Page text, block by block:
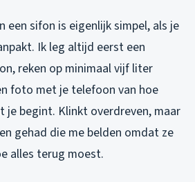
een sifon is eigenlijk simpel, als je
Ik leg altijd eerst een
reken op minimaal vijf liter
foto met je telefoon van hoe
je begint. Klinkt overdreven, maar
gehad die me belden omdat ze
alles terug moest.